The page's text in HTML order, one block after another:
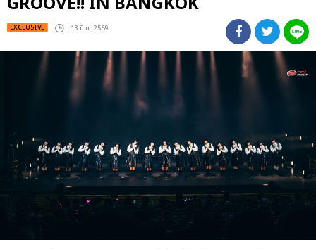
EXCLUSIVE : 13 มี.ค. 2569